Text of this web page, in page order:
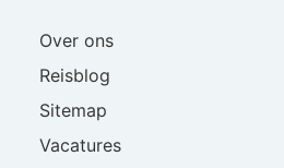
Over ons
Reisblog
Sitemap
Vacatures